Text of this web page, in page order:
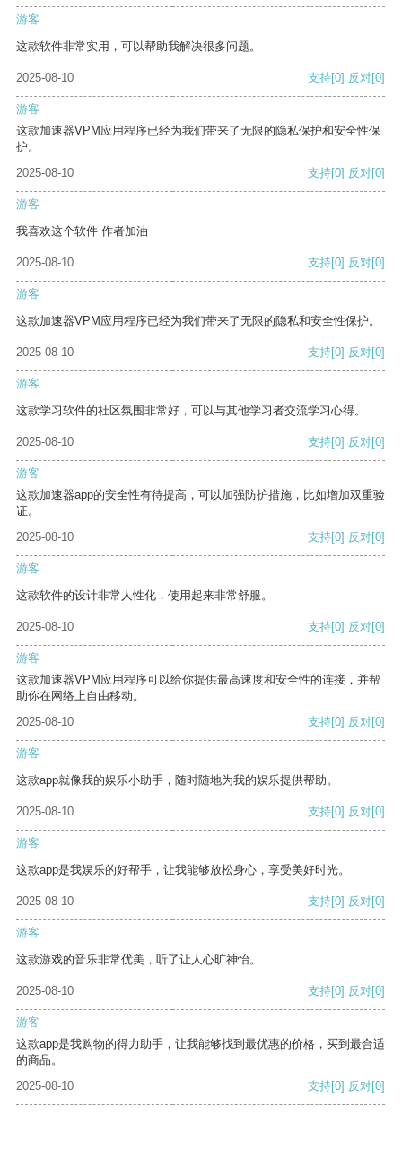
游客
这款软件非常实用，可以帮助我解决很多问题。
2025-08-10 支持[0] 反对[0]
游客
这款加速器VPM应用程序已经为我们带来了无限的隐私保护和安全性保
护。
2025-08-10
支持[0] 反对[0]
游客
我喜欢这个软件 作者加油
2025-08-10 支持[0] 反对[0]
游客
这款加速器VPM应用程序已经为我们带来了无限的隐私和安全性保护。
2025-08-10 支持[0] 反对[0]
游客
这款学习软件的社区氛围非常好，可以与其他学习者交流学习心得。
2025-08-10 支持[0] 反对[0]
游客
这款加速器app的安全性有待提高，可以加强防护措施，比如增加双重验
证。
2025-08-10
支持[0] 反对[0]
游客
这款软件的设计非常人性化，使用起来非常舒服。
2025-08-10 支持[0] 反对[0]
游客
这款加速器VPM应用程序可以给你提供最高速度和安全性的连接，并帮
助你在网络上自由移动。
2025-08-10
支持[0] 反对[0]
游客
这款app就像我的娱乐小助手，随时随地为我的娱乐提供帮助。
2025-08-10 支持[0] 反对[0]
游客
这款app是我娱乐的好帮手，让我能够放松身心，享受美好时光。
2025-08-10 支持[0] 反对[0]
游客
这款游戏的音乐非常优美，听了让人心旷神怡。
2025-08-10 支持[0] 反对[0]
游客
这款app是我购物的得力助手，让我能够找到最优惠的价格，买到最合适
的商品。
2025-08-10
支持[0] 反对[0]